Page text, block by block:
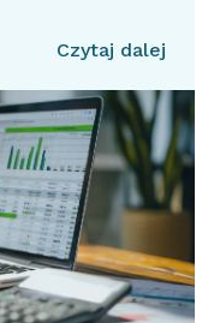
Czytaj dalej